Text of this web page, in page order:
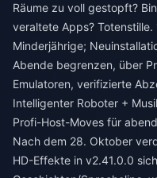
Räume zu voll gestopft?
veraltete Apps?
Minderjährige;
Abende begrenzen, über
Emulatoren, verifizierte
Intelligenter Roboter +
Profi-Host-Moves für
Nach dem 28. Oktober
HD-Effekte in v2.41.0.0